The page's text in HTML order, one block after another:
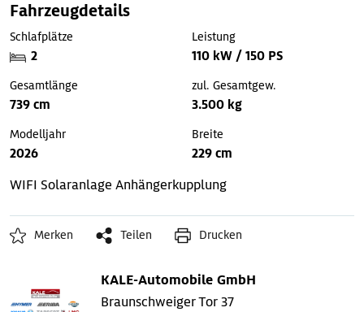
Fahrzeugdetails
Schlafplätze
2
Leistung
110 kW / 150 PS
Gesamtlänge
739 cm
zul. Gesamtgew.
3.500 kg
Modelljahr
2026
Breite
229 cm
WIFI Solaranlage Anhängerkupplung
Merken Teilen Drucken
KALE-Automobile GmbH
Braunschweiger Tor 37